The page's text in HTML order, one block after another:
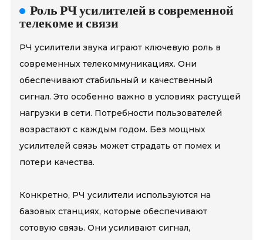
Роль РЧ усилителей в современной
телекоме и связи
РЧ усилители звука играют ключевую роль в
современных телекоммуникациях. Они
обеспечивают стабильный и качественный
сигнал. Это особенно важно в условиях растущей
нагрузки в сети. Потребности пользователей
возрастают с каждым годом. Без мощных
усилителей связь может страдать от помех и
потери качества.
Конкретно, РЧ усилители используются на
базовых станциях, которые обеспечивают
сотовую связь. Они усиливают сигнал,